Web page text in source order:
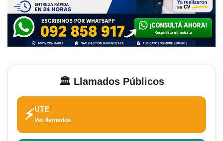
🏛️ Llamados Públicos
⚡UTE
Ver llamados